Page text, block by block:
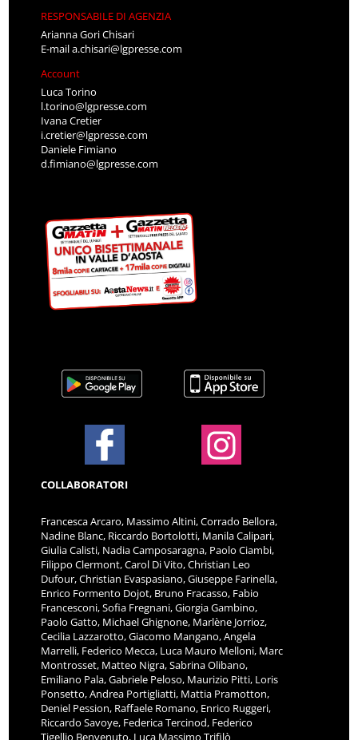
RESPONSABILE DI AGENZIA
Arianna Gori Chisari
E-maila.chisari@lgpresse.com
Account
Luca Torino
l.torino@lgpresse.com
Ivana Cretier
i.cretier@lgpresse.com
Daniele Fimiano
d.fimiano@lgpresse.com
COLLABORATORI
Francesca Arcaro, Massimo Altini, Corrado Bellora,
Nadine Blanc, Riccardo Bortolotti, Manila Calipari,
Giulia Calisti, Nadia Camposaragna, Paolo Ciambi,
Filippo Clermont, Carol Di Vito, Christian Leo
Dufour, Christian Evaspasiano, Giuseppe Farinella,
Enrico Formento Dojot, Bruno Fracasso, Fabio
Francesconi, Sofia Fregnani, Giorgia Gambino,
Paolo Gatto, Michael Ghignone, Marlène Jorrioz,
Cecilia Lazzarotto, Giacomo Mangano, Angela
Marrelli, Federico Mecca, Luca Mauro Melloni, Marc
Montrosset, Matteo Nigra, Sabrina Olibano,
Emiliano Pala, Gabriele Peloso, Maurizio Pitti, Loris
Ponsetto, Andrea Portigliatti, Mattia Pramotton,
Deniel Pession, Raffaele Romano, Enrico Ruggeri,
Riccardo Savoye, Federica Tercinod, Federico
Tigellio Benvenuto, Luca Massimo Trifilò